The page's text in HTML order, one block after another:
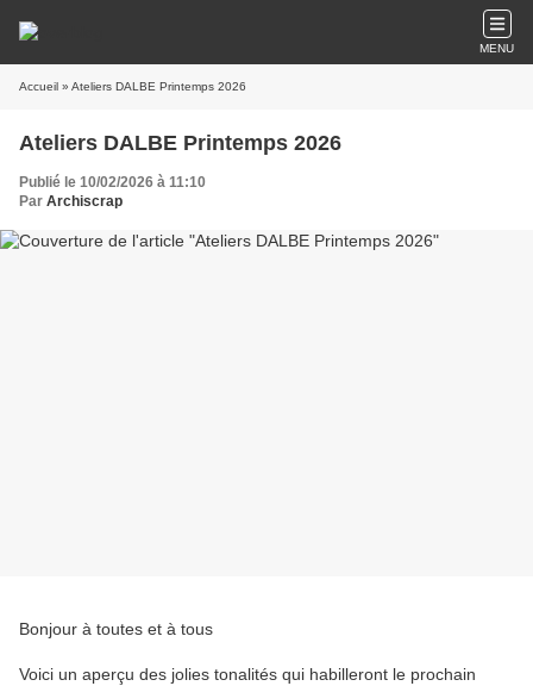
MENU
Accueil » Ateliers DALBE Printemps 2026
Ateliers DALBE Printemps 2026
Publié le 10/02/2026 à 11:10
Par Archiscrap
Bonjour à toutes et à tous
Voici un aperçu des jolies tonalités qui habilleront le prochain